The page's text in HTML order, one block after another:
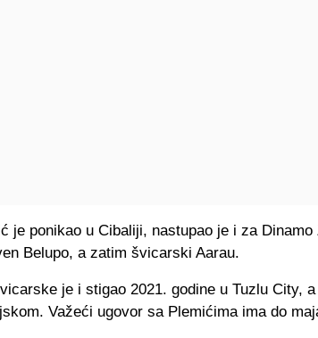
je ponikao u Cibaliji, nastupao je i za
Belupo, a zatim švicarski Aarau.
je i stigao 2021. godine u Tuzlu City,
Važeći ugovor sa Plemićima ima do